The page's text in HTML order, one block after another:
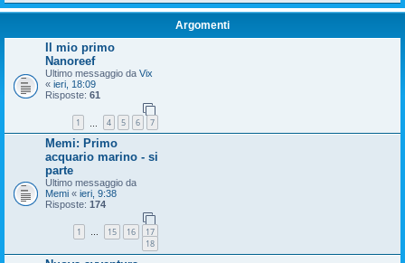
Argomenti
Il mio primo
Nanoreef
Ultimo messaggio da Vix
« ieri, 18:09
Risposte: 61
1 4 5 6 7
Memi: Primo
acquario marino - si
parte
Ultimo messaggio da
Memi « ieri, 9:38
Risposte: 174
1 … 15 16
17
18